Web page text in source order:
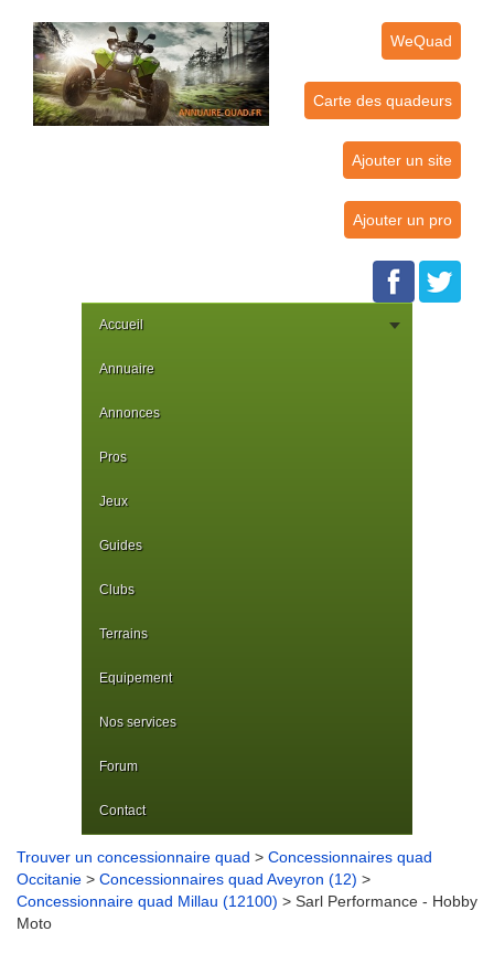
WeQuad
Carte des quadeurs
Ajouter un site
Ajouter un pro
Accueil
Annuaire
Annonces
Pros
Jeux
Guides
Clubs
Terrains
Equipement
Nos services
Forum
Contact
Trouver un concessionnaire quad > Concessionnaires quad
Occitanie > Concessionnaires quad Aveyron (12) >
Concessionnaire quad Millau (12100) > Sarl Performance - Hobby
Moto